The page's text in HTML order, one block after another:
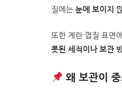
질에는눈에 보이지
또한 계란 껍질 표면
못된 세척이나 보관
왜 보관이